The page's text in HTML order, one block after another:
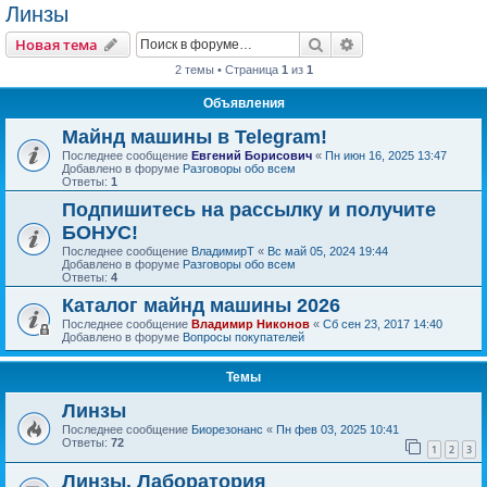
Линзы
Новая тема Поиск
2 темы • Страница 1 из 1
Объявления
Майнд машины в Telegram!
Последнее сообщение Евгений Борисович « Пн июн 16, 2025 13:47
Добавлено в форуме Разговоры обо всем
Ответы: 1
Подпишитесь на рассылку и получите
БОНУС!
Последнее сообщение ВладимирТ « Вс май 05, 2024 19:44
Добавлено в форуме Разговоры обо всем
Ответы: 4
Каталог майнд машины 2026
Последнее сообщение Владимир Никонов « Сб сен 23, 2017 14:40
Добавлено в форуме Вопросы покупателей
Темы
Линзы
Последнее сообщение Биорезонанс « Пн фев 03, 2025 10:41
Ответы: 72 1 2 3
Линзы. Лаборатория